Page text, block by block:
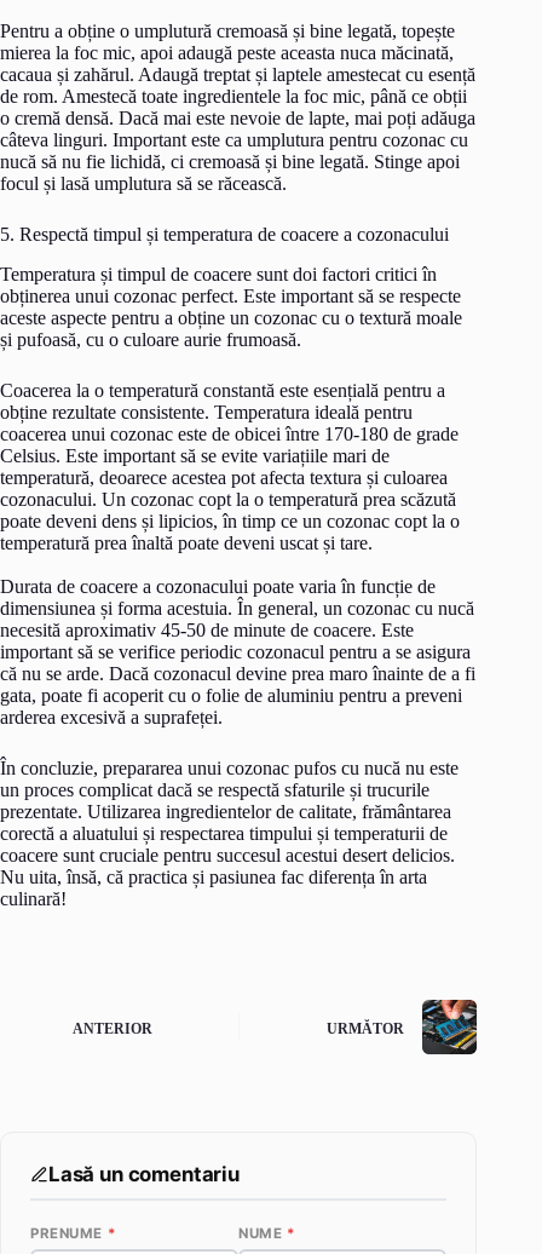
Pentru a obține o umplutură cremoasă și bine legată, topește
mierea la foc mic, apoi adaugă peste aceasta nuca măcinată,
cacaua și zahărul. Adaugă treptat și laptele amestecat cu esență
de rom. Amestecă toate ingredientele la foc mic, până ce obții
o cremă densă. Dacă mai este nevoie de lapte, mai poți adăuga
câteva linguri. Important este ca umplutura pentru cozonac cu
nucă să nu fie lichidă, ci cremoasă și bine legată. Stinge apoi
focul și lasă umplutura să se răcească.
5. Respectă timpul și temperatura de coacere a cozonacului
Temperatura și timpul de coacere sunt doi factori critici în
obținerea unui cozonac perfect. Este important să se respecte
aceste aspecte pentru a obține un cozonac cu o textură moale
și pufoasă, cu o culoare aurie frumoasă.
Coacerea la o temperatură constantă este esențială pentru a
obține rezultate consistente. Temperatura ideală pentru
coacerea unui cozonac este de obicei între 170-180 de grade
Celsius. Este important să se evite variațiile mari de
temperatură, deoarece acestea pot afecta textura și culoarea
cozonacului. Un cozonac copt la o temperatură prea scăzută
poate deveni dens și lipicios, în timp ce un cozonac copt la o
temperatură prea înaltă poate deveni uscat și tare.
Durata de coacere a cozonacului poate varia în funcție de
dimensiunea și forma acestuia. În general, un cozonac cu nucă
necesită aproximativ 45-50 de minute de coacere. Este
important să se verifice periodic cozonacul pentru a se asigura
că nu se arde. Dacă cozonacul devine prea maro înainte de a fi
gata, poate fi acoperit cu o folie de aluminiu pentru a preveni
arderea excesivă a suprafeței.
În concluzie, prepararea unui cozonac pufos cu nucă nu este
un proces complicat dacă se respectă sfaturile și trucurile
prezentate. Utilizarea ingredientelor de calitate, frământarea
corectă a aluatului și respectarea timpului și temperaturii de
coacere sunt cruciale pentru succesul acestui desert delicios.
Nu uita, însă, că practica și pasiunea fac diferența în arta
culinară!
ANTERIOR URMĂTOR
Lasă un comentariu
PRENUME * NUME *